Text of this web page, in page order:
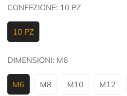
CONFEZIONE: 10 PZ
10 PZ
DIMENSIONI: M6
M6 M8 M10 M12